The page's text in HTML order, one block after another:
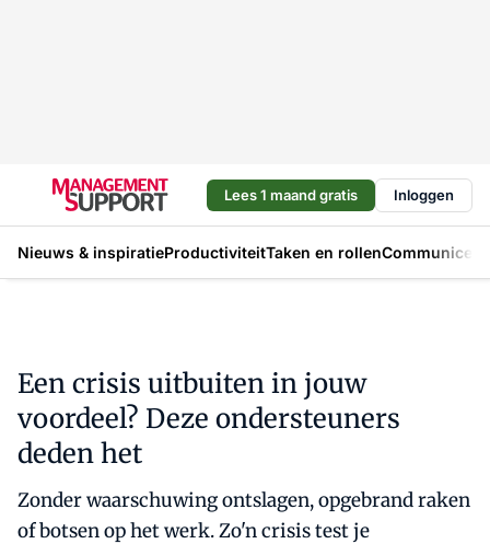
Lees 1 maand gratis Inloggen
Nieuws & inspiratieProductiviteitTaken en rollen
Een crisis uitbuiten in jouw
voordeel? Deze ondersteuners
deden het
Zonder waarschuwing ontslagen, opgebrand raken
of botsen op het werk. Zo'n crisis test je